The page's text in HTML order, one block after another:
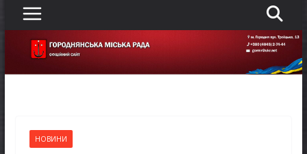
присудження Премії Кабінету Міністрів України
за вагомий внесок у забезпечення
енергетичної стійкості України
До уваги представників бізнесу!
НОВИНИ